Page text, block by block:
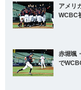
アメリ
WCBC
赤堀颯
で